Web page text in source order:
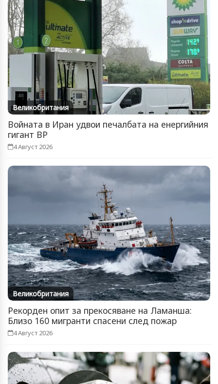
Великобритания
Войната в Иран удвои печалбата на енергийния
гигант BP
4 Август 2026
Великобритания
Рекорден опит за прекосяване на Ламанша:
Близо 160 мигранти спасени след пожар
4 Август 2026